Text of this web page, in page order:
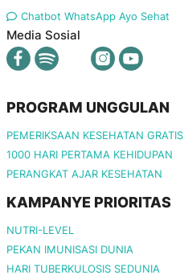
Chatbot WhatsApp Ayo Sehat
Media Sosial
PROGRAM UNGGULAN
PEMERIKSAAN KESEHATAN GRATIS
1000 HARI PERTAMA KEHIDUPAN
PERANGKAT AJAR KESEHATAN
KAMPANYE PRIORITAS
NUTRI-LEVEL
PEKAN IMUNISASI DUNIA
HARI TUBERKULOSIS SEDUNIA